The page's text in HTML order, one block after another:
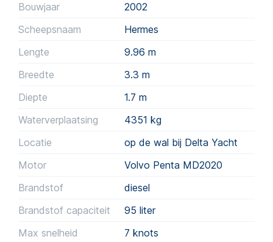
Bouwjaar
2002
Scheepsnaam
Hermes
Lengte
9.96 m
Breedte
3.3 m
Diepte
1.7 m
Waterverplaatsing
4351 kg
Locatie
op de wal bij Delta Yacht
Motor
Volvo Penta MD2020
Brandstof
diesel
Brandstof capaciteit
95 liter
Max snelheid
7 knots